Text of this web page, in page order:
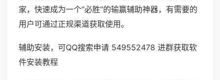
家，快速成为一个“必胜”的输赢辅助神器，有需要的
用户可通过正规渠道获取使用。
辅助安装，可QQ搜索申请 549552478 进群获取软
件安装教程